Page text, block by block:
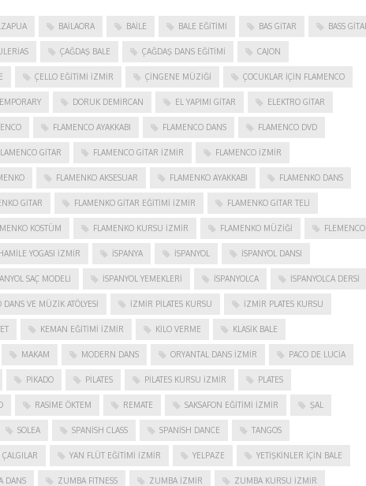
BAILAORA BAILE BALE EĞITIMI BAS GITAR BASS
ÇAĞDAŞ BALE ÇAĞDAŞ DANS EĞITIMI CAJON
ÇELLO EĞITIMI İZMIR ÇINGENE MÜZIĞI ÇOCUKLAR IÇIN FLAMENCO
DORUK DEMIRCAN EL YAPIMI GITAR ELEKTRO GITAR
FLAMENCO AYAKKABI FLAMENCO DANS FLAMENCO DVD
GITAR FLAMENCO GITAR İZMIR FLAMENCO IZMIR
FLAMENKO AKSESUAR FLAMENKO AYAKKABI FLAMENKO DANS
GITAR FLAMENKO GITAR EĞITIMI İZMIR FLAMENKO GITAR TELI
KOSTÜM FLAMENKO KURSU İZMIR FLAMENKO MÜZIĞI FLEMENCO
YOGASI İZMIR ISPANYA İSPANYOL İSPANYOL DANSI
SAÇ MODELI İSPANYOL YEMEKLERI İSPANYOLCA İSPANYOLCA DERSI
VE MÜZIK ATÖLYESI İZMIR PILATES KURSU İZMIR PLATES KURSU
KEMAN EĞITIMI İZMIR KILO VERME KLASIK BALE
MAKAM MODERN DANS ORYANTAL DANS İZMIR PACO DE LUCIA
PIKADO PILATES PILATES KURSU İZMIR PLATES
RASIME ÖKTEM REMATE SAKSAFON EĞITIMI İZMIR ŞAL
SOLEA SPANISH CLASS SPANISH DANCE TANGOS
YAN FLÜT EĞITIMI İZMIR YELPAZE YETIŞKINLER IÇIN BALE
DANS ZUMBA FITNESS ZUMBA İZMIR ZUMBA KURSU İZMIR